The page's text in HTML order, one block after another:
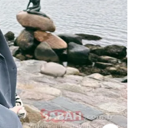
için İnternet
kişilere ait çerezler
çeşitli kişisel
olan çerezler bilgi
amacıyla
sitemizin daha işlevsel
sizlere yönelik